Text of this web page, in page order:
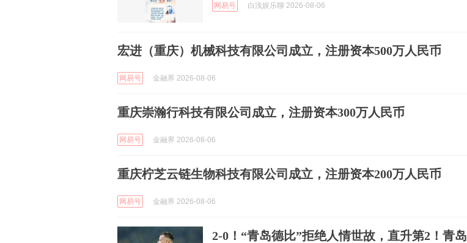
网易号 白浅娱乐聊 2026-08-06
宏进（重庆）机械科技有限公司成立，注册资本500万人民币
网易号 金融界 2026-08-06
重庆崇瀚行科技有限公司成立，注册资本300万人民币
网易号 金融界 2026-08-06
重庆柠芝云链生物科技有限公司成立，注册资本200万人民币
网易号 金融界 2026-08-06
2-0！“青岛德比”拒绝人情世故，直升第2！青岛